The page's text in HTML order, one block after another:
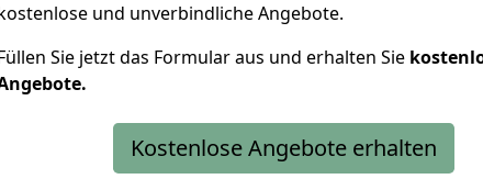
und unverbindliche Angebote.
Sie jetzt das Formular aus und erhalten Sie
Kostenlose Angebote erhalten